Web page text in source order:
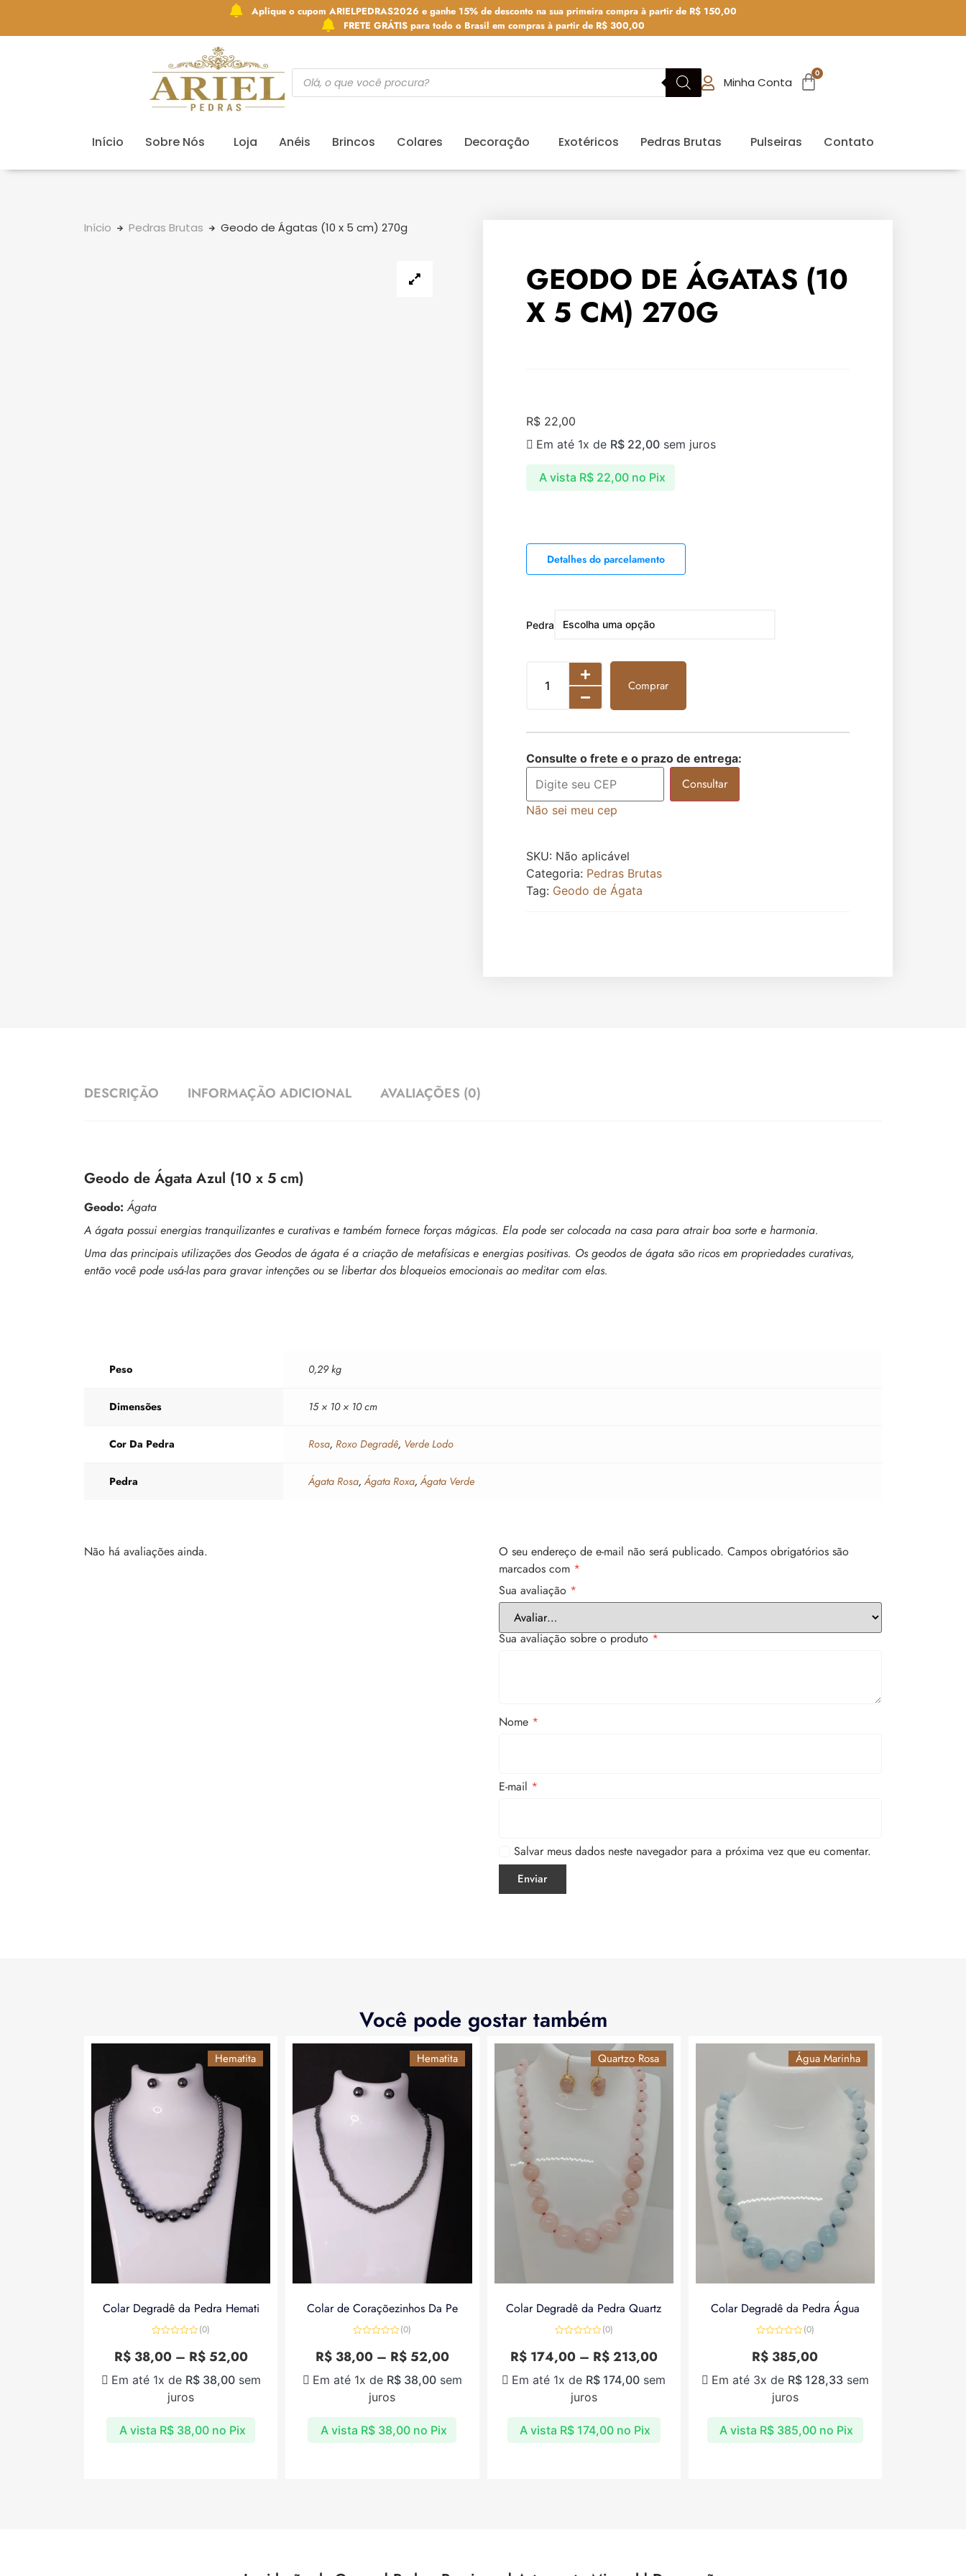
Aplique o cupom ARIELPEDRAS2026 e ganhe 15% de desconto na sua primeira compra à partir de R$ 150,00
FRETE GRÁTIS para todo o Brasil em compras à partir de R$ 300,00
Minha Conta
Início Sobre Nós Loja Anéis Brincos Colares Decoração Exotéricos Pedras Brutas Pulseiras Contato
Início Pedras Brutas Geodo de Ágatas (10 x 5 cm) 270g
GEODO DE ÁGATAS (10
X 5 CM) 270G
R$ 22,00
A vista R$22,00 no Pix
Em até 1x de R$ 22,00 sem juros
Detalhes do parcelamento
Pedra
Comprar
Consulte o frete e o prazo de entrega:
Consultar
Não sei meu cep
SKU: Não aplicável
Categoria: Pedras Brutas
Tag: Geodo de Ágata
DESCRIÇÃO INFORMAÇÃO ADICIONAL AVALIAÇÕES (0)
Geodo de Ágata Azul (10 x 5 cm)
Geodo: Ágata
A ágata possui energias tranquilizantes e curativas e também fornece forças mágicas. Ela pode ser colocada na casa para atrair boa sorte e harmonia.
Uma das principais utilizações dos Geodos de ágata é a criação de metafísicas e energias positivas. Os geodos de ágata são ricos em propriedades curativas,
então você pode usá-las para gravar intenções ou se libertar dos bloqueios emocionais ao meditar com elas.
Peso 0,29 kg
Dimensões 15 × 10 × 10 cm
Cor Da Pedra Rosa, Roxo Degradê, Verde Lodo
Pedra Ágata Rosa, Ágata Roxa, Ágata Verde
Não há avaliações ainda. O seu endereço de e-mail não será publicado. Campos obrigatórios são
marcados com *
Sua avaliação *
Sua avaliação sobre o produto*
Nome *
E-mail *
Salvar meus dados neste navegador para a próxima vez que eu comentar.
Você pode gostar também
Hematita
Colar Degradê da Pedra Hemati
0
de
(0)
R$38,00– R$52,00
A vista R$38,00 no Pix
Em até 1x de R$38,00sem
juros
Hematita
Colar de Coraçõezinhos Da Pe
0
de
(0)
R$38,00– R$52,00
A vista R$38,00 no Pix
Em até 1x de R$38,00sem
juros
Quartzo Rosa
Colar Degradê da Pedra Quartz
de
(0)
R$174,00– R$213,00
A vista R$ 174,00 no Pix
Em até 1x de R$ 174,00 sem
juros
Água Marinha
Colar Degradê da Pedra Água
0
de
(0)
R$ 385,00
A vista R$ 385,00 no Pix
Em até 3x de R$128,33sem
juros